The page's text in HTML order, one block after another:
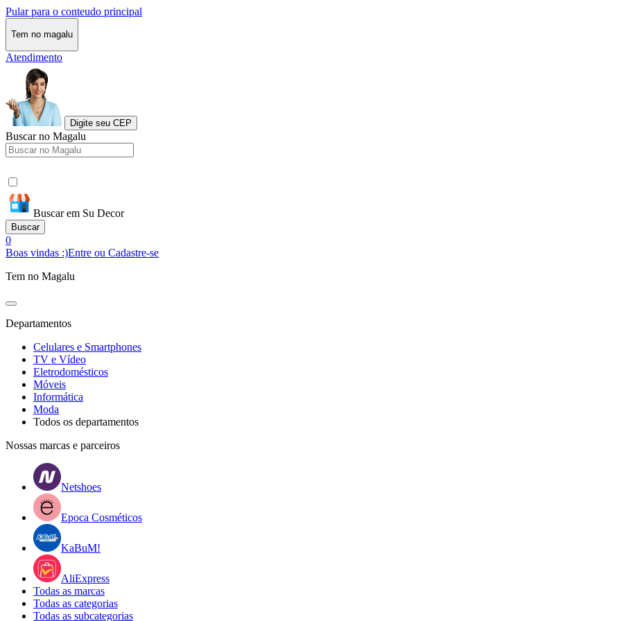
Pular para o conteudo principal
Tem no magalu
Atendimento
Digite seu CEP
Buscar no Magalu
Buscar em Su Decor
Buscar
0
Boas vindas :)Entre ou Cadastre-se
Tem no Magalu
Departamentos
Celulares e Smartphones
TV e Vídeo
Eletrodomésticos
Móveis
Informática
Moda
Todos os departamentos
Nossas marcas e parceiros
Netshoes
Epoca Cosméticos
KaBuM!
AliExpress
Todas as marcas
Todas as categorias
Todas as subcategorias